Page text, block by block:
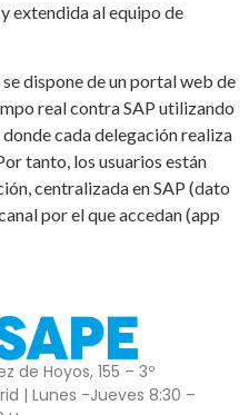
extendida al equipo de
dispone de un portal web de
real contra SAP utilizando
cada delegación realiza
tanto, los usuarios están
centralizada en SAP (dato
por el que accedan (app
de Hoyos, 155 – 3º
| Lunes -Jueves 8:30 –